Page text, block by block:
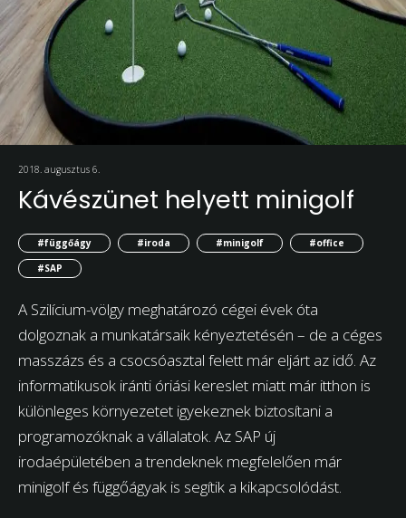
2018. augusztus 6.
Kávészünet helyett minigolf
#függőágy #iroda #minigolf
#office
#SAP
A Szilícium-völgy meghatározó cégei évek óta
dolgoznak a munkatársaik kényeztetésén – de a céges
masszázs és a csocsóasztal felett már eljárt az idő. Az
informatikusok iránti óriási kereslet miatt már itthon is
különleges környezetet igyekeznek biztosítani a
programozóknak a vállalatok. Az SAP új
irodaépületében a trendeknek megfelelően már
minigolf és függőágyak is segítik a kikapcsolódást.